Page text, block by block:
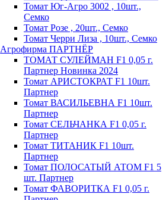
Томат Юг-Агро 3002 , 10шт.,
Семко
Томат Розе , 20шт., Семко
Томат Черри Лиза , 10шт., Семко
Агрофирма ПАРТНЁР
ТОМАТ СУЛЕЙМАН F1 0,05 г.
Партнер Новинка 2024
Томат АРИСТОКРАТ F1 10шт.
Партнер
Томат ВАСИЛЬЕВНА F1 10шт.
Партнер
Томат СЕЛЬЧАНКА F1 0,05 г.
Партнер
Томат ТИТАНИК F1 10шт.
Партнер
Томат ПОЛОСАТЫЙ АТОМ F1 5
шт. Партнер
Томат ФАВОРИТКА F1 0,05 г.